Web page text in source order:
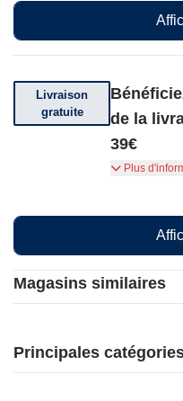
Magasins similaires
La Feuille CBD
Ma Pharma Naturelle
Principales
Livraison
gratuite
de la
39€
Bénéficiez
gratuite à
Autriche,
de 30 jours
Payback
Plus